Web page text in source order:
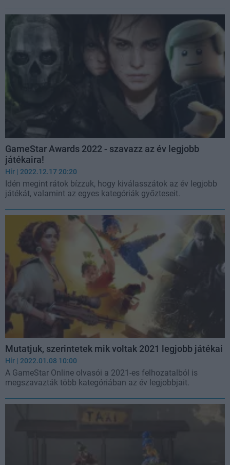
GameStar Awards 2022 - szavazz az év legjobb
játékaira!
Hír | 2022.12.17 20:20
Idén megint rátok bízzuk, hogy kiválasszátok az év legjobb
játékát, valamint az egyes kategóriák győzteseit.
Mutatjuk, szerintetek mik voltak 2021 legjobb játékai
Hír | 2022.01.08 10:00
A GameStar Online olvasói a 2021-es felhozatalból is
megszavazták több kategóriában az év legjobbjait.